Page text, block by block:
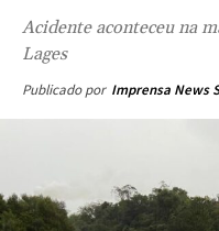
Acidente aconteceu na
Lages
Publicado por Imprensa News